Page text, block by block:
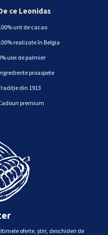
ce Leonidas
unt de cacao
realizate în Belgia
ulei de palmier
proaspete
din 1913
premium
oferte, știri, deschideri de